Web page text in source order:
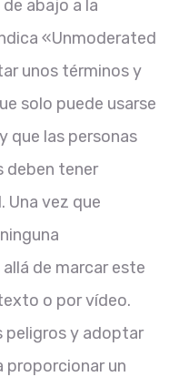
abajo a la
«Unmoderated
unos términos y
solo puede usarse
que las personas
deben tener
Una vez que
de marcar este
o por vídeo.
peligros y adoptar
proporcionar un